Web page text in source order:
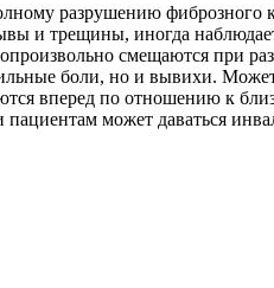
разрушению фиброзного
и трещины, иногда
смещаются при
боли, но и вывихи.
вперед по отношению к
может даваться